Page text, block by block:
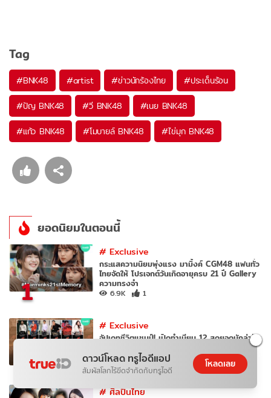
Tag
#BNK48 #artist #ข่าวนักร้องไทย #ประเด็นร้อน
#ปัญ BNK48 #วี BNK48 #เนย BNK48
#แก้ว BNK48 #โมบายล์ BNK48 #ไข่มุก BNK48
ยอดนิยมในตอนนี้
1
#Exclusive
กระแสความนิยมพุ่งแรง มามิ้งค์ CGM48 แฟนทั่ว
ไทยจัดให้ โปรเจกต์วันเกิดอายุครบ 21 ปี Gallery
ความทรงจำ
6.9K 1
2
#Exclusive
อัปเดทชีวิตแชมป์! เปิดทำเนียบ 12 สุดยอดนักล่าฝัน
60.2K 4
#ศิลปินไทย
ดาวน์โหลด ทรูไอดีแอป
สัมผัสโลกไร้ขีดจำกัดกับทรูไอดี
โหลดเลย